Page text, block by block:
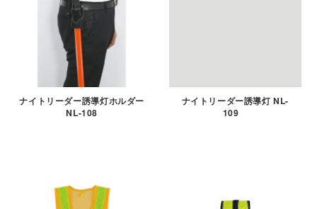
ナイトリーダー誘導灯ホルダー
NL-108
ナイトリーダー誘導灯 NL-
109